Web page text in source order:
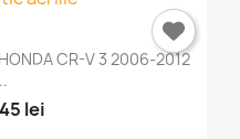
CR-V 3 2006-2012
lei